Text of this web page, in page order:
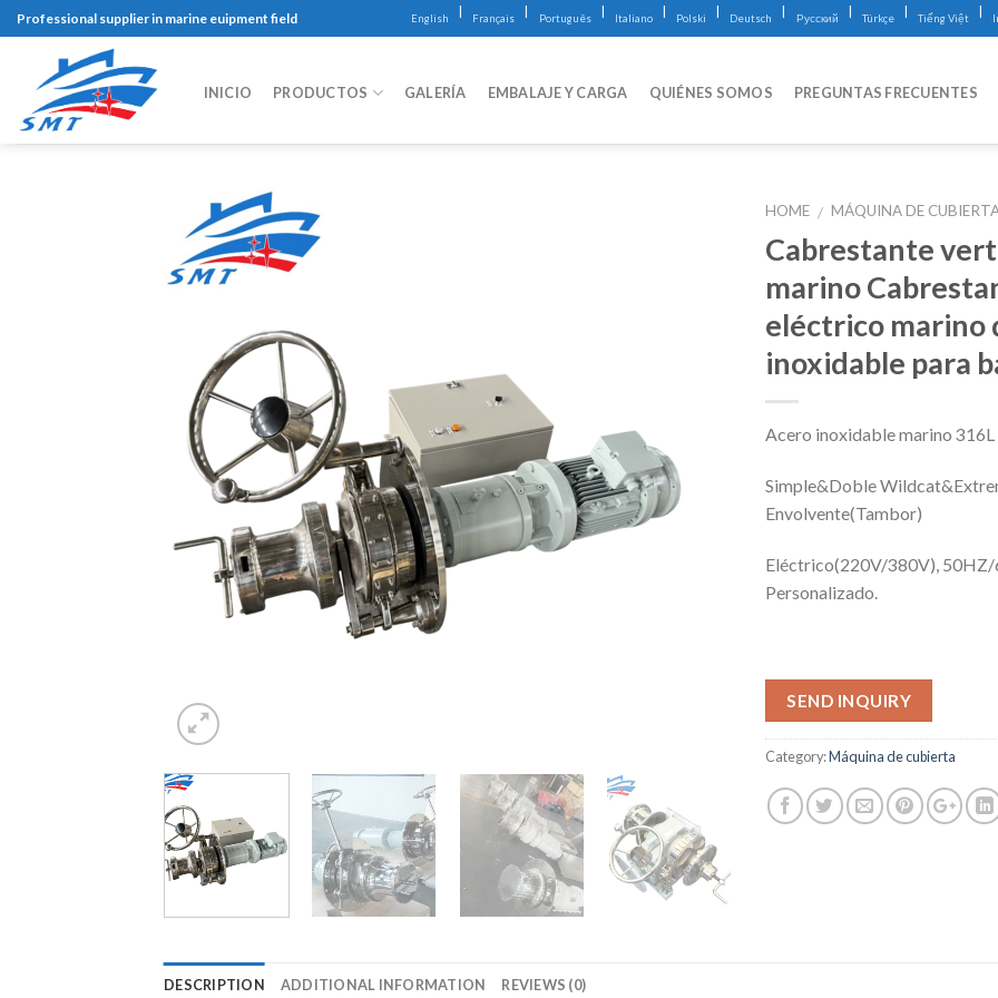
Skip
to
content
Professional supplier in marine euipment field English | Français | Português | Italiano | Polski | Deutsch | Русский | Türkçe | Tiếng Việt |
INICIO PRODUCTOS GALERÍA EMBALAJE Y CARGA QUIÉNES SOMOS PREGUNTAS FRECUENTES
HOME / MÁQUINA DE
Cabrestante
marino
eléctrico marino
inoxidable para
Acero inoxidable marino 316L
Simple&Doble
Envolvente(Tambor)
Eléctrico(220V/380V),
Personalizado.
SEND INQUIRY
Category:Máquina de cubierta
DESCRIPTION ADDITIONAL INFORMATION REVIEWS (0)